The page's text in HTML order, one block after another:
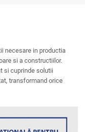
necesare in productia
si a constructiilor.
si cuprinde solutii
transformand orice